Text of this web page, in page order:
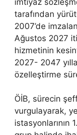
tarafından
2007’de
Ağustos 2027
hizmetinin
2027- 2047
özelleştirme
ÖİB, sürecin
vurgulayarak,
istasyonlarının